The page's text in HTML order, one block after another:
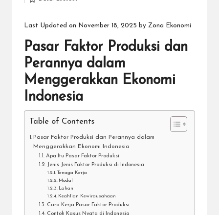
by Posted
Last Updated on November 18, 2025 by Zona Ekonomi
Pasar Faktor Produksi dan
Perannya dalam
Menggerakkan Ekonomi
Indonesia
Table of Contents
Pasar Faktor Produksi dan Perannya dalam
Menggerakkan Ekonomi Indonesia
Apa Itu Pasar Faktor Produksi
Jenis Jenis Faktor Produksi di Indonesia
Tenaga Kerja
Modal
Lahan
Keahlian Kewirausahaan
Cara Kerja Pasar Faktor Produksi
Contoh Kasus Nyata di Indonesia